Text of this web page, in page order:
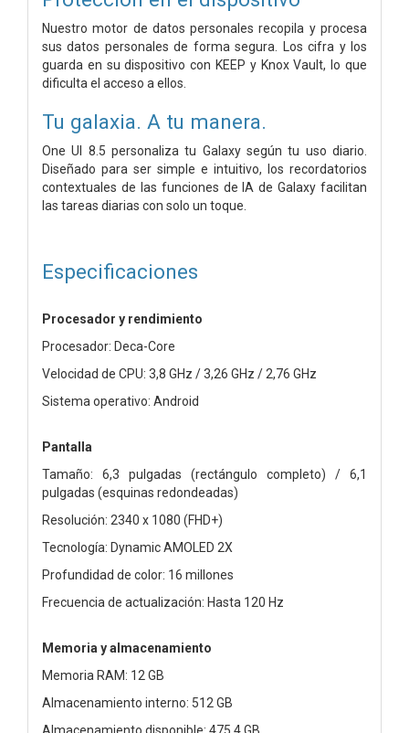
Nuestro motor de datos personales recopila y procesa
sus datos personales de forma segura. Los cifra y los
guarda en su dispositivo con KEEP y Knox Vault, lo que
dificulta el acceso a ellos.
Tu galaxia. A tu manera.
One UI 8.5 personaliza tu Galaxy según tu uso diario.
Diseñado para ser simple e intuitivo, los recordatorios
contextuales de las funciones de IA de Galaxy facilitan
las tareas diarias con solo un toque.
Especificaciones
Procesador y rendimiento
Procesador: Deca-Core
Velocidad de CPU: 3,8 GHz / 3,26 GHz / 2,76 GHz
Sistema operativo: Android
Pantalla
Tamaño: 6,3 pulgadas (rectángulo completo) / 6,1
pulgadas (esquinas redondeadas)
Resolución: 2340 x 1080 (FHD+)
Tecnología: Dynamic AMOLED 2X
Profundidad de color: 16 millones
Frecuencia de actualización: Hasta 120 Hz
Memoria y almacenamiento
Memoria RAM: 12 GB
Almacenamiento interno: 512 GB
Almacenamiento disponible: 475.4 GB